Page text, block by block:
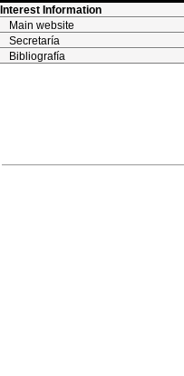
Interest Information
Main website
Secretaría
Bibliografía